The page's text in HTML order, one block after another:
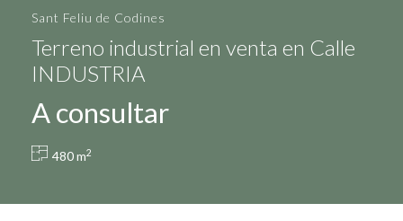
Sant Feliu de Codines
Terreno industrial en venta en Calle
INDUSTRIA
A consultar
480 m2